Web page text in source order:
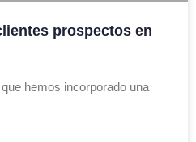
prospectos en
hemos incorporado una